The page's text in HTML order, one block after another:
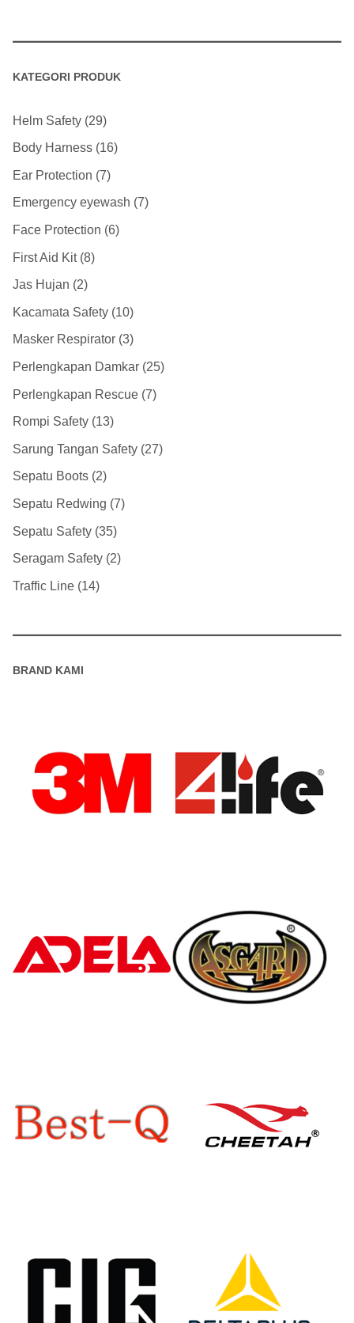
KATEGORI PRODUK
Helm Safety 29
Body Harness 16
Ear Protection 7
Emergency eyewash 7
Face Protection 6
First Aid Kit 8
Jas Hujan 2
Kacamata Safety 10
Masker Respirator 3
Perlengkapan Damkar 25
Perlengkapan Rescue 7
Rompi Safety 13
Sarung Tangan Safety 27
Sepatu Boots 2
Sepatu Redwing 7
Sepatu Safety 35
Seragam Safety 2
Traffic Line 14
BRAND KAMI